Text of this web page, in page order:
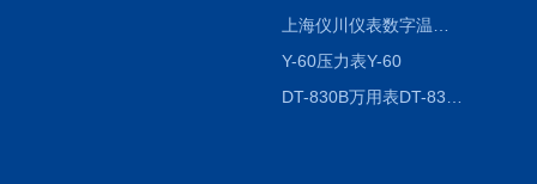
Y-60压力表Y-60